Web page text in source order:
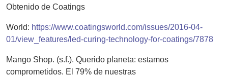
Obtenido de Coatings
World: https://www.coatingsworld.com/issues/2016-04-
01/view_features/led-curing-technology-for-coatings/7878
Mango Shop. (s.f.). Querido planeta: estamos
comprometidos. El 79% de nuestras